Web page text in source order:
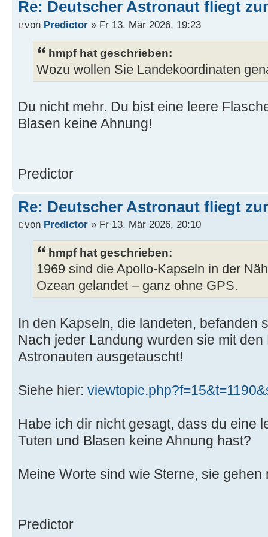
Re: Deutscher Astronaut fliegt
von Predictor » Fr 13. Mär 2026, 19:23
hmpf hat geschrieben:
Wozu wollen Sie Landekoordinaten
Du nicht mehr. Du bist eine leere
Blasen keine Ahnung!
Predictor
Re: Deutscher Astronaut fliegt
von Predictor » Fr 13. Mär 2026, 20:10
hmpf hat geschrieben:
1969 sind die Apollo-Kapseln in der
Ozean gelandet – ganz ohne GPS.
In den Kapseln, die landeten, befanden
Nach jeder Landung wurden sie mit
Astronauten ausgetauscht!
Siehe hier:
Habe ich dir nicht gesagt, dass du eine
Tuten und Blasen keine Ahnung hast?
Meine Worte sind wie Sterne, sie gehen
Predictor